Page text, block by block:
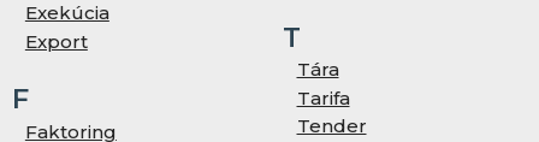
Exekúcia
Export
F
Faktoring
T
Tára
Tarifa
Tender